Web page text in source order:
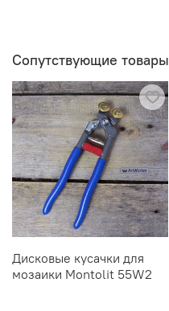
Сопутствующие товары
Дисковые кусачки для
мозаики Montolit 55W2